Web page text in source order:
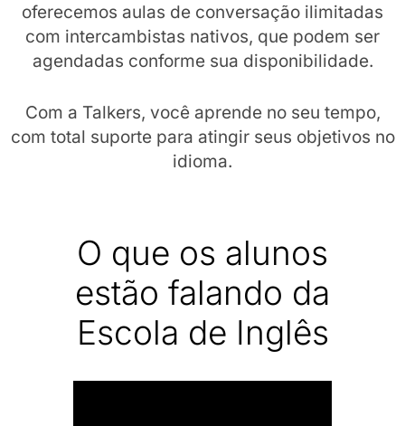
oferecemos aulas de conversação ilimitadas
com intercambistas nativos, que podem ser
agendadas conforme sua disponibilidade.
Com a Talkers, você aprende no seu tempo,
com total suporte para atingir seus objetivos no
idioma.
O que os alunos
estão falando da
Escola de Inglês